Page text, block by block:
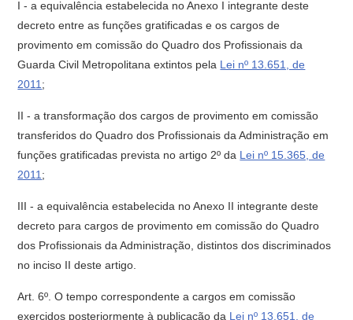
I - a equivalência estabelecida no Anexo I integrante deste
decreto entre as funções gratificadas e os cargos de
provimento em comissão do Quadro dos Profissionais da
Guarda Civil Metropolitana extintos pela Lei nº 13.651, de
2011 ;
II - a transformação dos cargos de provimento em comissão
transferidos do Quadro dos Profissionais da Administração em
funções gratificadas prevista no artigo 2º da Lei nº 15.365, de
2011 ;
III - a equivalência estabelecida no Anexo II integrante deste
decreto para cargos de provimento em comissão do Quadro
dos Profissionais da Administração, distintos dos discriminados
no inciso II deste artigo.
Art. 6º. O tempo correspondente a cargos em comissão
exercidos posteriormente à publicação da Lei nº 13.651, de